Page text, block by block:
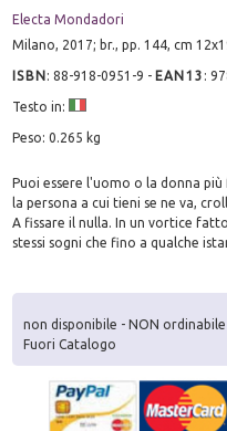
Electa Mondadori
Milano, 2017; br., pp. 144, cm
ISBN:88-918-0951-9 - EAN13 :
Testo in:
Peso: 0.265 kg
Puoi essere l'uomo o la donna
la persona a cui tieni se ne va,
A fissare il nulla. In un vortice
stessi sogni che fino a qualche
non disponibile - NON ordinabile
Fuori Catalogo